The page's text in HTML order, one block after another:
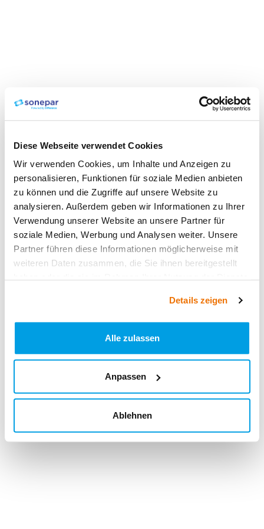
Diese Webseite verwendet Cookies
Wir verwenden Cookies, um Inhalte und Anzeigen zu
personalisieren, Funktionen für soziale Medien anbieten
zu können und die Zugriffe auf unsere Website zu
analysieren. Außerdem geben wir Informationen zu Ihrer
Verwendung unserer Website an unsere Partner für
soziale Medien, Werbung und Analysen weiter. Unsere
Partner führen diese Informationen möglicherweise mit
weiteren Daten zusammen, die Sie ihnen bereitgestellt
Details zeigen
Alle zulassen
Anpassen
Ablehnen